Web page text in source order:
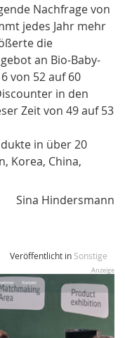
Nachfrage von
jedes Jahr mehr
die
an Bio-Baby-
von 52 auf 60
in den
Zeit von 49 auf 53
in über 20
Korea, China,
Sina Hindersmann
Veröffentlicht in Sonstige
Anzeige